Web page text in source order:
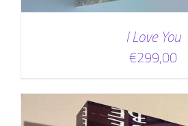
I Love You
€299,00